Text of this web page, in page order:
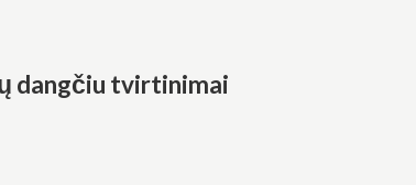
dangčiu tvirtinimai